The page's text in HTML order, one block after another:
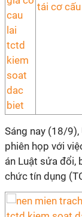
tái cơ
Sáng nay (18/
phiên họp với
án Luật sửa đổi,
chức tín dụng